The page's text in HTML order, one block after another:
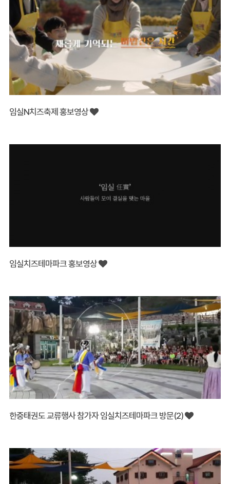
임실N치즈축제 홍보영상
임실치즈테마파크 홍보영상
한중태권도 교류행사 참가자 임실치즈테마파크 방문(2)